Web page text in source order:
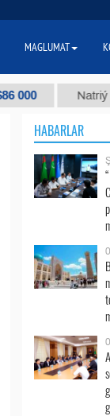
Natriý hlorly
HABARLAR
MAGLUMAT